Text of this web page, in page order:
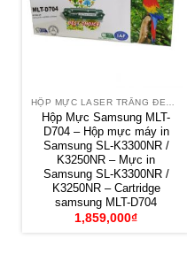
Hộp Mực Samsung MLT-
D704 – Hộp mực máy in
Samsung SL-K3300NR /
K3250NR – Mực in
Samsung SL-K3300NR /
K3250NR – Cartridge
samsung MLT-D704
1,859,000₫